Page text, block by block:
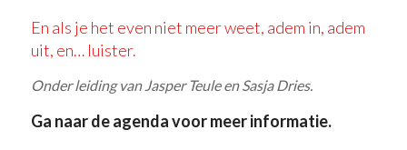
En als je het even niet meer weet, adem in, adem
uit, en… luister.
Onder leiding van Jasper Teule en Sasja Dries.
Ga naar de agenda voor meer informatie.